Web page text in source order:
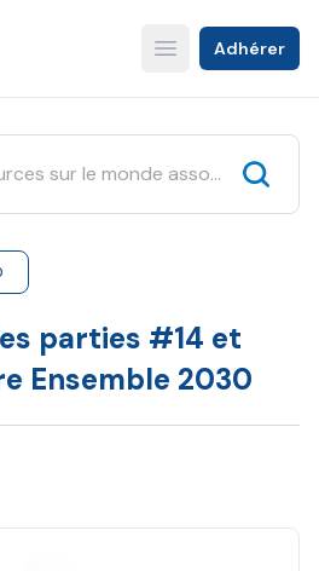
Open main menu
Adhérer
parties #14 et
Ensemble 2030